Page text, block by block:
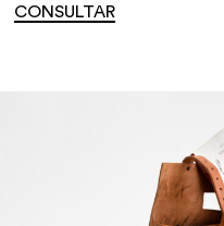
CONSULTAR